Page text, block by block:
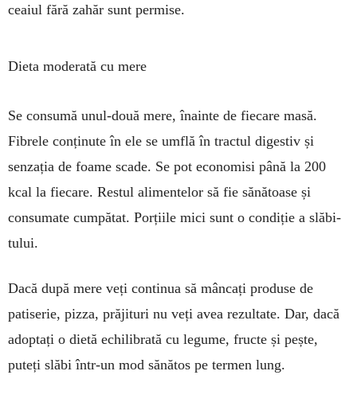
ceaiul fără zahăr sunt permise.
Dieta moderată cu mere
Se consumă unul-două mere, îna­inte de fiecare masă.
Fibrele con­ținute în ele se umflă în tractul digestiv și
senzația de foame scade. Se pot eco­nomisi până la 200
kcal la fiecare. Res­tul ali­mentelor să fie sănătoase și
consu­ma­te cumpătat. Porțiile mici sunt o con­diție a slăbi­
tului.
Dacă după mere veți continua să mâncați produse de
patiserie, pizza, prăjituri nu veți avea rezultate. Dar, dacă
adoptați o dietă echi­librată cu legume, fructe și pește,
puteți slăbi într-un mod sănătos pe termen lung.